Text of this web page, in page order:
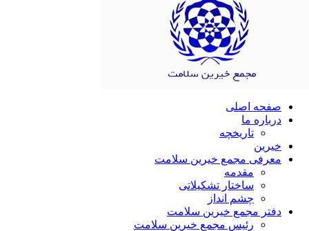
صفحه اصلی
درباره ما
تاریخچه
خیرین
معرفی مجمع خیرین سلامت
مقدمه
ساختار تشکیلاتی
چشم انداز
دفتر مجمع خیرین سلامت
رئیس مجمع خیرین سلامت